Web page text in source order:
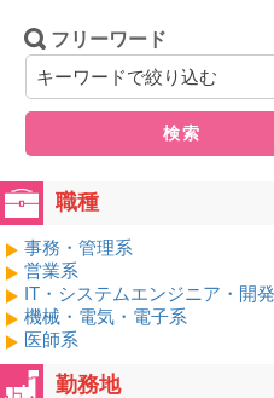
フリーワード
検索
職種
事務・管理系
営業系
IT・システムエンジニア・開
機械・電気・電子系
医師系
勤務地